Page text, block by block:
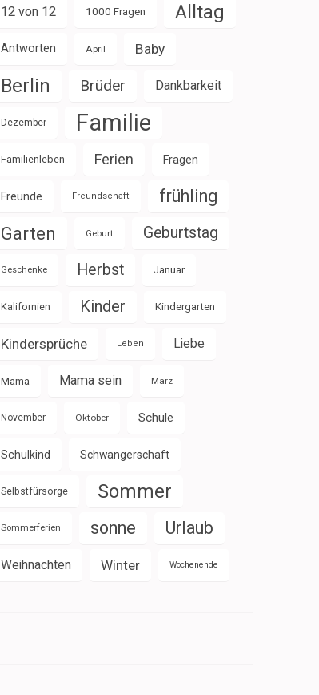
12 von 12 1000 Fragen Alltag
Antworten April Baby
Berlin Brüder Dankbarkeit
Dezember Familie
Familienleben Ferien Fragen
Freunde Freundschaft frühling
Garten Geburt Geburtstag
Geschenke Herbst Januar
Kalifornien Kinder Kindergarten
Kindersprüche Leben Liebe
Mama Mama sein März
November Oktober Schule
Schulkind Schwangerschaft
Selbstfürsorge Sommer
Sommerferien sonne Urlaub
Weihnachten Winter Wochenende